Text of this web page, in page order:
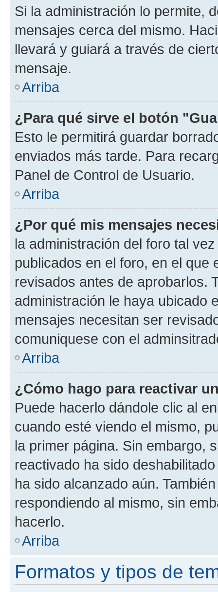
Si la administración lo permite,
mensajes cerca del mismo.
llevará y guiará a través de
mensaje.
Arriba
¿Para qué sirve el botón
Esto le permitirá guardar
enviados más tarde. Para
Panel de Control de Usuario.
Arriba
¿Por qué mis mensajes
la administración del foro tal
publicados en el foro, en el
revisados antes de aprobarlos.
administración le haya ubicado
mensajes necesitan ser
comuniquese con el
Arriba
¿Cómo hago para reactivar
Puede hacerlo dándole clic al
cuando esté viendo el mismo,
la primer página. Sin embargo,
reactivado ha sido
ha sido alcanzado aún.
respondiendo al mismo, sin
hacerlo.
Arriba
Formatos y tipos de